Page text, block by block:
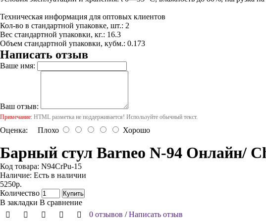
Техническая информация для оптовых клиентов
Кол-во в стандартной упаковке, шт.: 2
Вес стандартной упаковки, кг.: 16.3
Объем стандартной упаковки, кубм.: 0.173
Написать отзыв
Ваше имя:
Ваш отзыв:
Примечание: HTML разметка не поддерживается! Используйте обычный текст.
Оценка: Плохо Хорошо
Барный стул Barneo N-94 Онлайн/
Код товара: N94CrPu-15
Наличие: Есть в наличии
5250р.
Количество
Купить
В закладки В сравнение
0 отзывов /Написать отзыв